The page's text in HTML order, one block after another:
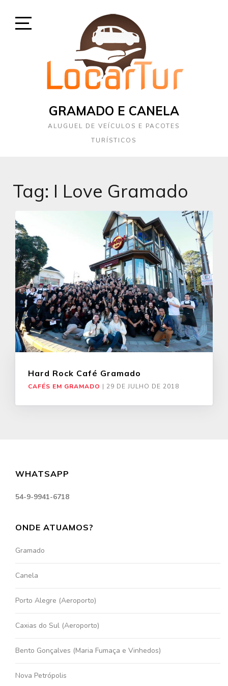
GRAMADO E CANELA
ALUGUEL DE VEÍCULOS E PACOTES
TURÍSTICOS
Tag: I Love Gramado
Hard Rock Café Gramado
CAFÉS EM GRAMADO | 29 DE JULHO DE 2018
WHATSAPP
54-9-9941-6718
ONDE ATUAMOS?
Gramado
Canela
Porto Alegre (Aeroporto)
Caxias do Sul (Aeroporto)
Bento Gonçalves (Maria Fumaça e Vinhedos)
Nova Petrópolis